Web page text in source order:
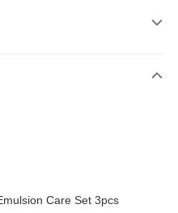
Care Set 3pcs